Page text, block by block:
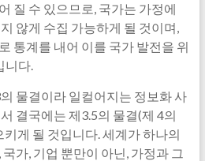
질 수 있으므로, 국가는 가정에
않게 수집 가능하게 될 것이며,
통계를 내어 이를 국가 발전을 위
니다.
물결이라 일컬어지는 정보화 사
결국에는 제3.5의 물결(제 4의
게 될 것입니다. 세계가 하나의
가, 기업 뿐만이 아닌, 가정과 그